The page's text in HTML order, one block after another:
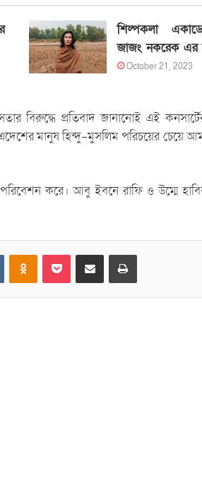
শিল্পকলা
জাজং নকরেক এর
October 21, 2023
বিরুদ্ধে প্রতিবাদ জানানোই এই
মানুষ হিন্দু-মুসলিম পরিচয়ের চেয়ে
পরিবেশন করে। আবু ইবনে রাফি ও উম্মে